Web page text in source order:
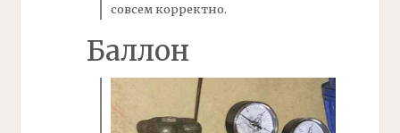
совсем корректно.
Баллон